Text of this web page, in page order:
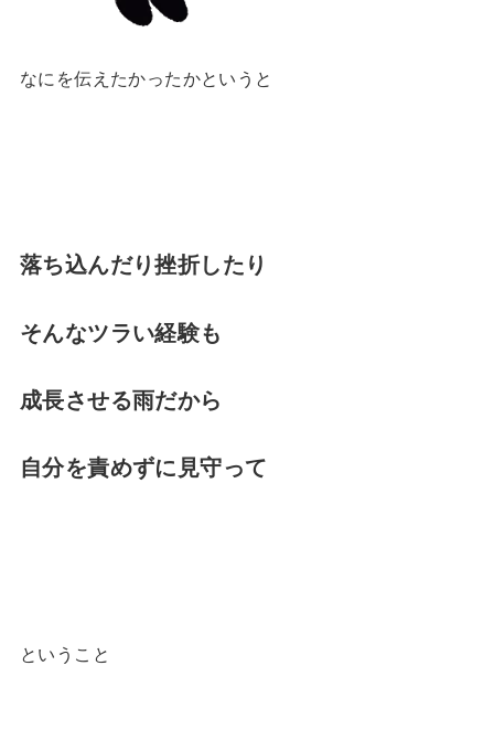
なにを伝えたかったかというと
落ち込んだり挫折したり
そんなツラい経験も
成長させる雨だから
自分を責めずに見守って
ということ